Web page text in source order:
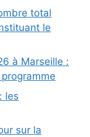
total
le
à Marseille :
les
sur la